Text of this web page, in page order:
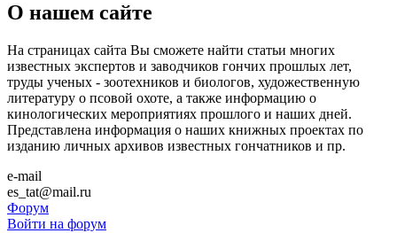
О нашем сайте
На страницах сайта Вы сможете найти статьи многих
известных экспертов и заводчиков гончих прошлых лет,
труды ученых - зоотехников и биологов, художественную
литературу о псовой охоте, а также информацию о
кинологических мероприятиях прошлого и наших дней.
Представлена информация о наших книжных проектах по
изданию личных архивов известных гончатников и пр.
e-mail
es_tat@mail.ru
Форум
Войти на форум